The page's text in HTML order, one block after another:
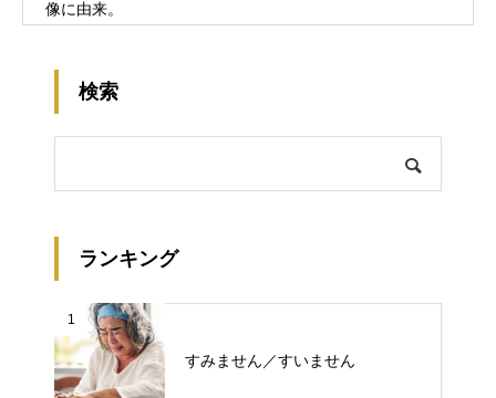
像に由来。
検索
ランキング
1
すみません／すいません